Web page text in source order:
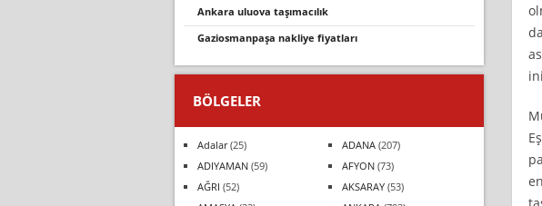
ankara uluova taşımacılık
gaziosmanpaşa nakliye fiyatları
BÖLGELER
Adalar(25) ADANA (207)
ADIYAMAN (59) AFYON (73)
AĞRI (52) AKSARAY (53)